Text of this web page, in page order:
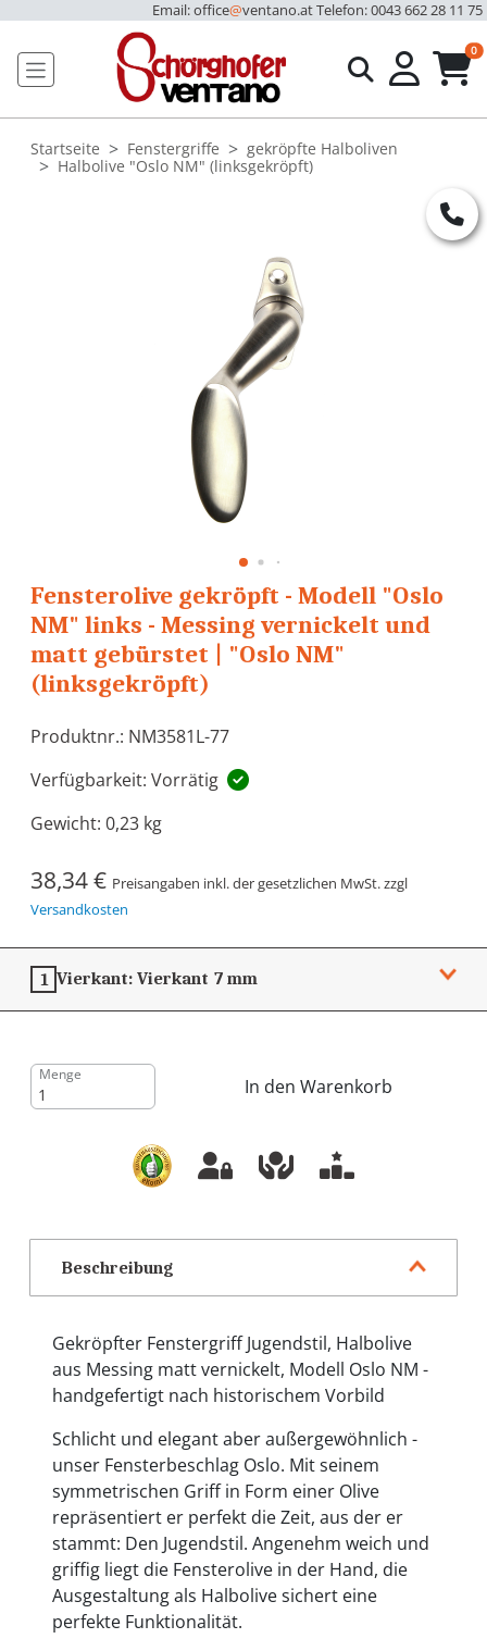
Email: office@ventano.atTelefon: 0043 662 28 11 75
0
Startseite Fenstergriffe
gekröpfte Halboliven
Halbolive "Oslo NM" (linksgekröpft)
Fensterolive gekröpft - Modell "Oslo
NM" links - Messing vernickelt und
matt gebürstet | "Oslo NM"
(linksgekröpft)
Produktnr.: NM3581L-77
Verfügbarkeit: Vorrätig
Gewicht: 0,23 kg
38,34 € Preisangaben inkl. der gesetzlichen MwSt. zzgl
Versandkosten
1 Vierkant:Vierkant 7 mm
Menge
In den Warenkorb
Beschreibung
Gekröpfter Fenstergriff Jugendstil, Halbolive
aus Messing matt vernickelt, Modell Oslo NM -
handgefertigt nach historischem Vorbild
Schlicht und elegant aber außergewöhnlich -
unser Fensterbeschlag Oslo. Mit seinem
symmetrischen Griff in Form einer Olive
repräsentiert er perfekt die Zeit, aus der er
stammt: Den Jugendstil. Angenehm weich und
griffig liegt die Fensterolive in der Hand, die
Ausgestaltung als Halbolive sichert eine
perfekte Funktionalität.